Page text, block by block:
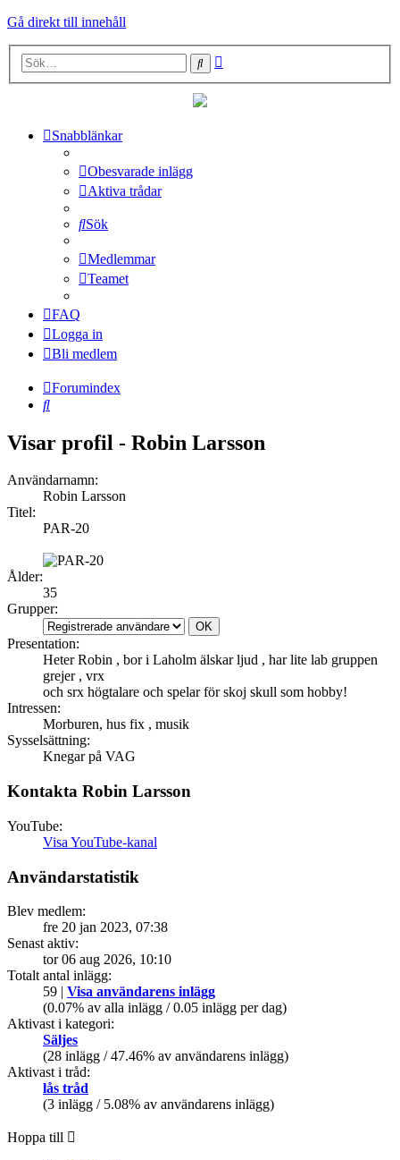
Gå direkt till innehåll
Sök
Snabblänkar
Obesvarade inlägg
Aktiva trådar
Sök
Medlemmar
Teamet
FAQ
Logga in
Bli medlem
Forumindex
Sök
Visar profil - Robin Larsson
Användarnamn:
Robin Larsson
Titel:
PAR-20
Ålder:
35
Grupper:
Presentation:
Heter Robin , bor i Laholm älskar ljud , har lite lab gruppen
grejer , vrx
och srx högtalare och spelar för skoj skull som hobby!
Intressen:
Morburen, hus fix , musik
Sysselsättning:
Knegar på VAG
Kontakta Robin Larsson
YouTube:
Visa YouTube-kanal
Användarstatistik
Blev medlem:
fre 20 jan 2023, 07:38
Senast aktiv:
tor 06 aug 2026, 10:10
Totalt antal inlägg:
59 | Visa användarens inlägg
(0.07% av alla inlägg / 0.05 inlägg per dag)
Aktivast i kategori:
Säljes
(28 inlägg / 47.46% av användarens inlägg)
Aktivast i tråd:
lås tråd
(3 inlägg / 5.08% av användarens inlägg)
Hoppa till